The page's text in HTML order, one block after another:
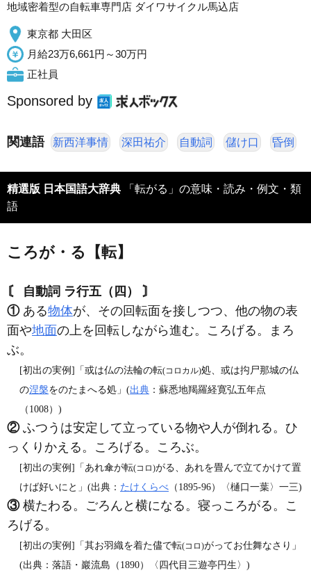
地域密着型の自転車専門店 ダイワサイクル馬込店
東京都 大田区
月給23万6,661円～30万円
正社員
Sponsored by
関連語 新西洋事情 深田祐介 自動詞 儲け口 昏倒
精選版 日本国語大辞典
語
ころが・る【転】
〘 自動詞 ラ行五（四） 〙
①ある物体が、その回転面を接しつつ、他の物の表
面や地面の上を回転しながら進む。ころげる。まろ
ぶ。
[初出の実例]「或は仏の法輪の転(コロカル)処、或は抅尸那城の仏
の涅槃をのたまへる処」(出典 ：蘇悉地羯羅経寛弘五年点
（1008）)
②ふつうは安定して立っている物や人が倒れる。ひ
っくりかえる。ころげる。ころぶ。
[初出の実例]「あれ傘が転(コロ)がる、あれを畳んで立てかけて置
けば好いにと」(出典： たけくらべ （1895‐96）〈樋口一葉〉一三)
③横たわる。ごろんと横になる。寝っころがる。こ
ろげる。
[初出の実例]「其お羽織を着た儘で転(コロ)がってお仕舞なさり」
(出典：落語・巖流島（1890）〈四代目三遊亭円生〉)